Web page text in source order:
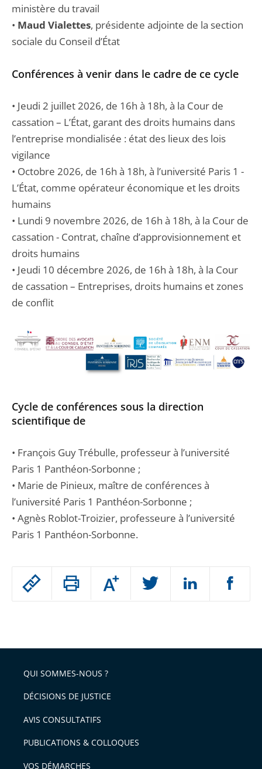
Passer
arriver
après
Augmenter
ou
l'article
pour
avant
ministère du travail
• Maud Vialettes, présidente adjointe de la section
sociale du Conseil d’État
Conférences à venir dans le cadre de ce cycle
• Jeudi 2 juillet 2026, de 16h à 18h, à la Cour de
cassation – L’État, garant des droits humains dans
l’entreprise mondialisée : état des lieux des lois
vigilance
• Octobre 2026, de 16h à 18h, à l’université Paris 1 -
L’État, comme opérateur économique et les droits
humains
• Lundi 9 novembre 2026, de 16h à 18h, à la Cour de
cassation - Contrat, chaîne d’approvisionnement et
droits humains
• Jeudi 10 décembre 2026, de 16h à 18h, à la Cour
de cassation – Entreprises, droits humains et zones
de conflit
Cycle de conférences sous la direction
scientifique de
• François Guy Trébulle, professeur à l’université
Paris 1 Panthéon-Sorbonne ;
• Marie de Pinieux, maître de conférences à
l’université Paris 1 Panthéon-Sorbonne ;
• Agnès Roblot-Troizier, professeure à l’université
Paris 1 Panthéon-Sorbonne.
QUI SOMMES-NOUS ?
DÉCISIONS DE JUSTICE
AVIS CONSULTATIFS
PUBLICATIONS & COLLOQUES
VOS DÉMARCHES